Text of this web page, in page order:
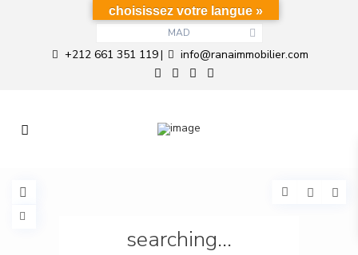
MAD
+212 661 351 119| info@ranaimmobilier.com
searching...
choisissez votre langue »